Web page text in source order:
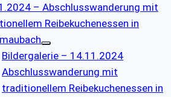
– Abschlusswanderung mit
Reibekuchenessen in
Bildergalerie – 14.11.2024
Abschlusswanderung mit
traditionellem Reibekuchenessen in